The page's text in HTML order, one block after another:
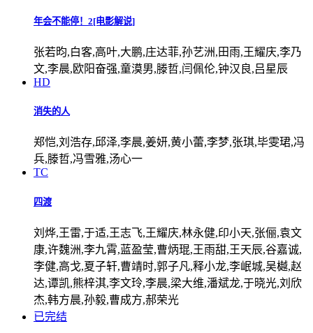
年会不能停！2[电影解说]
张若昀,白客,高叶,大鹏,庄达菲,孙艺洲,田雨,王耀庆,李乃
文,李晨,欧阳奋强,童漠男,滕哲,闫佩伦,钟汉良,吕星辰
HD
消失的人
郑恺,刘浩存,邱泽,李晨,姜妍,黄小蕾,李梦,张琪,毕雯珺,冯
兵,滕哲,冯雪雅,汤心一
TC
四渡
刘烨,王雷,于适,王志飞,王耀庆,林永健,印小天,张俪,袁文
康,许魏洲,李九霄,蓝盈莹,曹炳琨,王雨甜,王天辰,谷嘉诚,
李健,高戈,夏子轩,曹靖时,郭子凡,释小龙,李岷城,吴樾,赵
达,谭凯,熊梓淇,李文玲,李晨,梁大维,潘斌龙,于晓光,刘欣
杰,韩方晨,孙毅,曹成方,郝荣光
已完结